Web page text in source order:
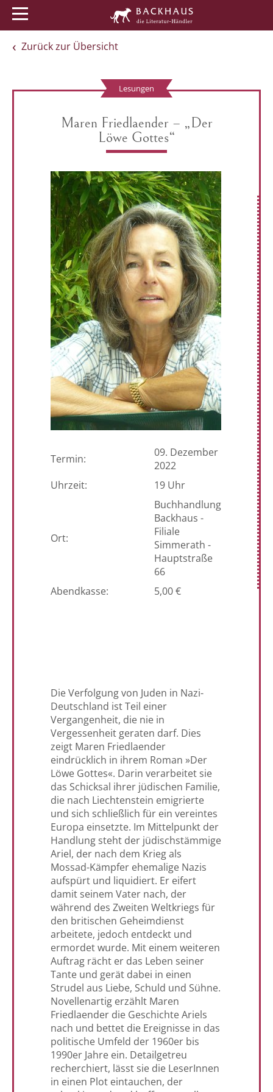
Zurück zur Übersicht
Lesungen
Maren Friedlaender – „Der
Löwe Gottes“
Termin:
09. Dezember
2022
Uhrzeit:
19 Uhr
Ort:
Buchhandlung
Backhaus -
Filiale
Simmerath -
Hauptstraße
66
Abendkasse:
5,00 €
Die Verfolgung von Juden in Nazi-
Deutschland ist Teil einer
Vergangenheit, die nie in
Vergessenheit geraten darf. Dies
zeigt Maren Friedlaender
eindrücklich in ihrem Roman »Der
Löwe Gottes«. Darin verarbeitet sie
das Schicksal ihrer jüdischen Familie,
die nach Liechtenstein emigrierte
und sich schließlich für ein vereintes
Europa einsetzte. Im Mittelpunkt der
Handlung steht der jüdischstämmige
Ariel, der nach dem Krieg als
Mossad-Kämpfer ehemalige Nazis
aufspürt und liquidiert. Er eifert
damit seinem Vater nach, der
während des Zweiten Weltkriegs für
den britischen Geheimdienst
arbeitete, jedoch entdeckt und
ermordet wurde. Mit einem weiteren
Auftrag rächt er das Leben seiner
Tante und gerät dabei in einen
Strudel aus Liebe, Schuld und Sühne.
Novellenartig erzählt Maren
Friedlaender die Geschichte Ariels
nach und bettet die Ereignisse in das
politische Umfeld der 1960er bis
1990er Jahre ein. Detailgetreu
recherchiert, lässt sie die LeserInnen
in einen Plot eintauchen, der